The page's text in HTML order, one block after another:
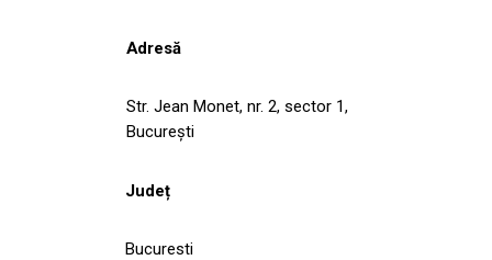
Adresă
Str. Jean Monet, nr. 2, sector 1,
București
Județ
Bucuresti